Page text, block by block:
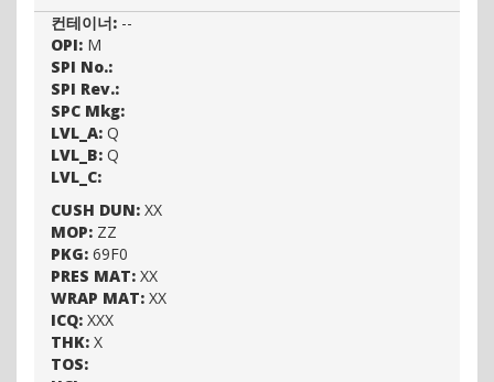
컨테이너: --
OPI: M
SPI No.:
SPI Rev.:
SPC Mkg:
LVL_A: Q
LVL_B: Q
LVL_C:
CUSH DUN: XX
MOP: ZZ
PKG: 69F0
PRES MAT: XX
WRAP MAT: XX
ICQ: XXX
THK: X
TOS: